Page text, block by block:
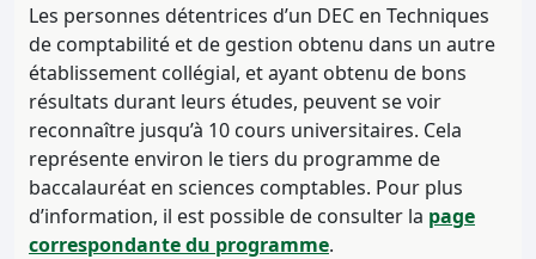
Les personnes détentrices d’un DEC en Techniques
de comptabilité et de gestion obtenu dans un autre
établissement collégial, et ayant obtenu de bons
résultats durant leurs études, peuvent se voir
reconnaître jusqu’à 10 cours universitaires. Cela
représente environ le tiers du programme de
baccalauréat en sciences comptables. Pour plus
d’information, il est possible de consulter la page
correspondante du programme.